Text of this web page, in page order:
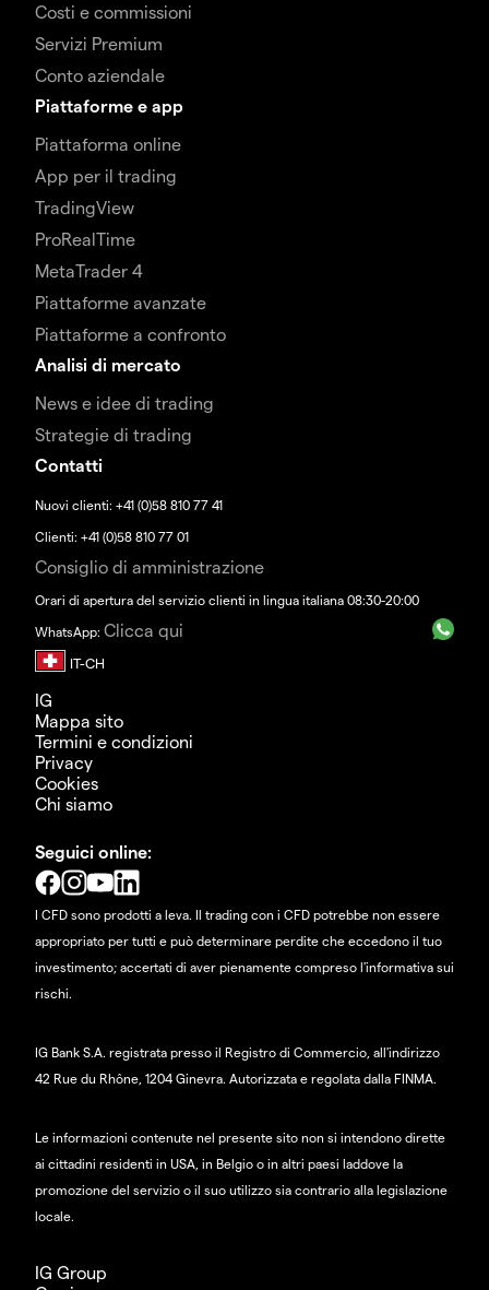
Costi e commissioni
Servizi Premium
Conto aziendale
Piattaforme e app
Piattaforma online
App per il trading
TradingView
ProRealTime
MetaTrader 4
Piattaforme avanzate
Piattaforme a confronto
Analisi di mercato
News e idee di trading
Strategie di trading
Contatti
Nuovi clienti: +41 (0)58 810 77 41
Clienti: +41 (0)58 810 77 01
Consiglio di amministrazione
Orari di apertura del servizio clienti in lingua italiana 08:30-20:00
WhatsApp: Clicca qui
IG
Mappa sito
Termini e condizioni
Privacy
Cookies
Chi siamo
Seguici online:
I CFD sono prodotti a leva. Il trading con i CFD potrebbe non essere
appropriato per tutti e può determinare perdite che eccedono il tuo
investimento; accertati di aver pienamente compreso l'informativa sui
rischi.
IG Bank S.A. registrata presso il Registro di Commercio, all'indirizzo
42 Rue du Rhône, 1204 Ginevra. Autorizzata e regolata dalla FINMA.
Le informazioni contenute nel presente sito non si intendono dirette
ai cittadini residenti in USA, in Belgio o in altri paesi laddove la
promozione del servizio o il suo utilizzo sia contrario alla legislazione
locale.
IG Group